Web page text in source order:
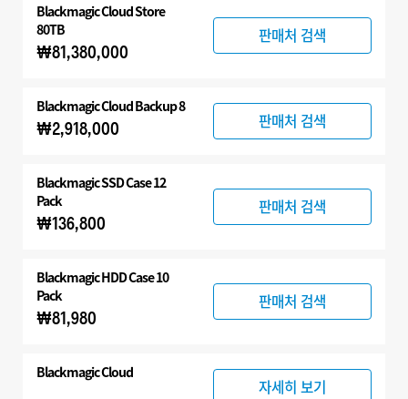
Blackmagic Cloud Store
80TB
₩81,380,000
판매처 검색
Blackmagic Cloud Backup 8
₩2,918,000 판매처 검색
Blackmagic SSD Case 12
Pack
₩136,800
판매처 검색
Blackmagic HDD Case 10
Pack
₩81,980
판매처 검색
Blackmagic Cloud
자세히 보기